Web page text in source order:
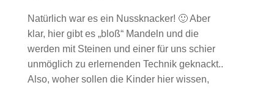
Natürlich war es ein Nussknacker! 🙂 Aber
klar, hier gibt es „bloß“ Mandeln und die
werden mit Steinen und einer für uns schier
unmöglich zu erlernenden Technik geknackt..
Also, woher sollen die Kinder hier wissen,